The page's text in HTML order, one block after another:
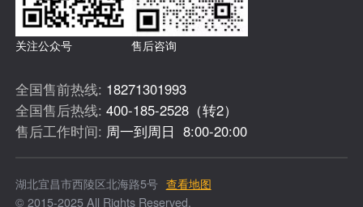
关注公众号 售后咨询
全国售前热线: 18271301993
全国售后热线: 400-185-2528（转2）
售后工作时间: 周一到周日 8:00-20:00
湖北宜昌市西陵区北海路5号 查看地图
© 2015-2025 All Rights Reserved.